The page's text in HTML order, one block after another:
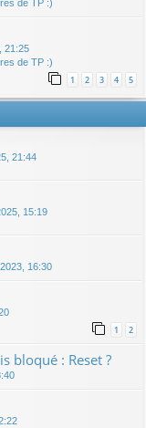
de TP :)
21:25
de TP :)
1 2 3 4 5
21:44
15:19
16:30
1 2
bloqué : Reset ?